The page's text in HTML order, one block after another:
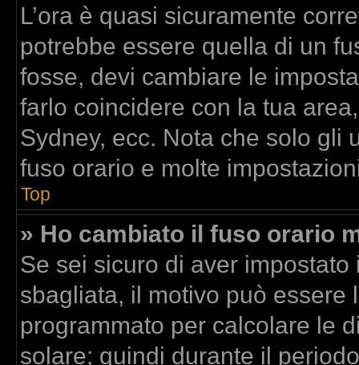
L’ora è quasi sicuramente
potrebbe essere quella di un
fosse, devi cambiare le
farlo coincidere con la tua
Sydney, ecc. Nota che solo gli
fuso orario e molte
Top
» Ho cambiato il fuso orario
Se sei sicuro di aver
sbagliata, il motivo può essere
programmato per calcolare le
solare; quindi durante il